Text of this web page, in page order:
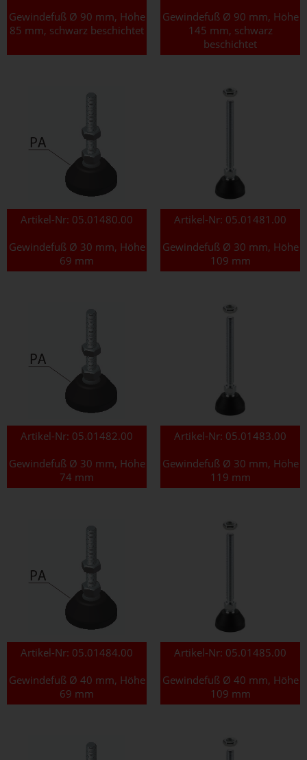
Gewindefuß Ø 90 mm, Höhe
85 mm, schwarz beschichtet
Gewindefuß Ø 90 mm, Höhe
145 mm, schwarz
beschichtet
Artikel-Nr: 05.01480.00
Gewindefuß Ø 30 mm, Höhe
69 mm
Artikel-Nr: 05.01481.00
Gewindefuß Ø 30 mm, Höhe
109 mm
Artikel-Nr: 05.01482.00
Gewindefuß Ø 30 mm, Höhe
74 mm
Artikel-Nr: 05.01483.00
Gewindefuß Ø 30 mm, Höhe
119 mm
Artikel-Nr: 05.01484.00
Gewindefuß Ø 40 mm, Höhe
69 mm
Artikel-Nr: 05.01485.00
Gewindefuß Ø 40 mm, Höhe
109 mm